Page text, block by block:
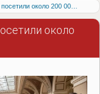
около